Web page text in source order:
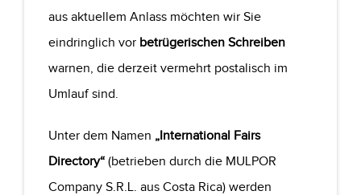
aus aktuellem Anlass möchten wir Sie
eindringlich vor betrügerischen Schreiben
warnen, die derzeit vermehrt postalisch im
Umlauf sind.
Unter dem Namen „International Fairs
Directory“ (betrieben durch die MULPOR
Company S.R.L. aus Costa Rica) werden